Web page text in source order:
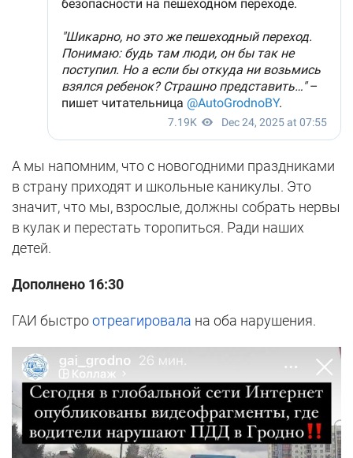
А мы напомним, что с новогодними праздниками
в страну приходят и школьные каникулы. Это
значит, что мы, взрослые, должны собрать нервы
в кулак и перестать торопиться. Ради наших
детей.
Дополнено 16:30
ГАИ быстроотреагировала на оба нарушения.